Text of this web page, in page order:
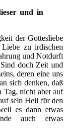
und in
der Gottesliebe
zu irdischen
und Notdurft
doch Zeit und
deren eine uns
sich denken, daß
Tag, nicht aber auf
sein Heil für den
es dann etwas
auch etwas